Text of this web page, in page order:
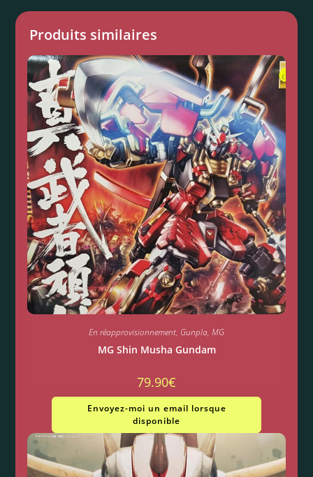
Produits similaires
En réapprovisionnement, Gunpla, MG
MG Shin Musha Gundam
79.90€
Envoyez-moi un email lorsque
disponible